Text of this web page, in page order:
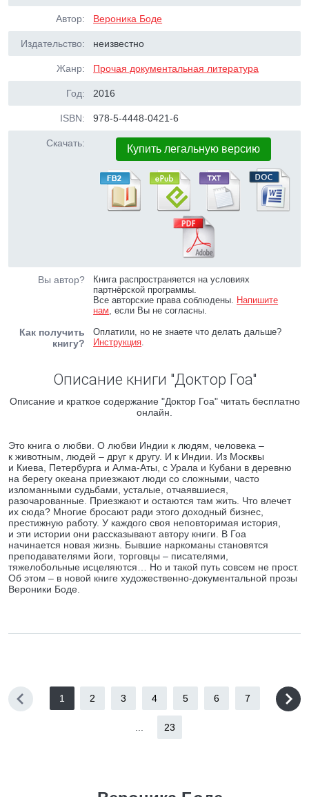
Автор: Вероника Боде
Издательство: неизвестно
Жанр: Прочая документальная литература
Год: 2016
ISBN: 978-5-4448-0421-6
Скачать: Купить легальную версию
Вы автор?
Книга распространяется на условиях
партнёрской программы.
Все авторские права соблюдены. Напишите
нам, если Вы не согласны.
Как получить
книгу?
Оплатили, но не знаете что делать дальше?
Инструкция.
Описание книги "Доктор Гоа"
Описание и краткое содержание "Доктор Гоа" читать бесплатно
онлайн.
Это книга о любви. О любви Индии к людям, человека –
к животным, людей – друг к другу. И к Индии. Из Москвы
и Киева, Петербурга и Алма-Аты, с Урала и Кубани в деревню
на берегу океана приезжают люди со сложными, часто
изломанными судьбами, усталые, отчаявшиеся,
разочарованные. Приезжают и остаются там жить. Что влечет
их сюда? Многие бросают ради этого доходный бизнес,
престижную работу. У каждого своя неповторимая история,
и эти истории они рассказывают автору книги. В Гоа
начинается новая жизнь. Бывшие наркоманы становятся
преподавателями йоги, торговцы – писателями,
тяжелобольные исцеляются… Но и такой путь совсем не прост.
Об этом – в новой книге художественно-документальной прозы
Вероники Боде.
1 2 3 4 5 6 7
23